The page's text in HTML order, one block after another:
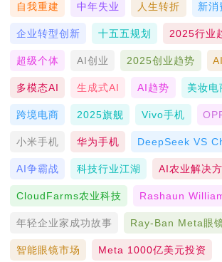
自我重建 中年失业 人生转折 新消
企业转型创新 十五五规划 2025行业
超级个体 AI创业 2025创业趋势
多模态AI 生成式AI AI趋势 美妆电
跨境电商 2025旗舰 Vivo手机
小米手机 华为手机 DeepSeek VS
AI争霸战 科技行业江湖 AI农业解决
CloudFarms农业科技 Rashaun
年轻企业家成功故事 Ray-Ban Meta眼
智能眼镜市场 Meta 1000亿美元投资